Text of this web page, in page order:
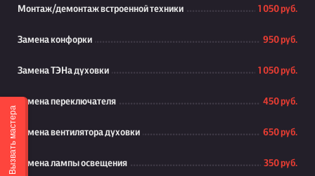
Монтаж/демонтаж встроенной техники 1 050 руб.
Замена конфорки 950 руб.
Замена ТЭНа духовки 1 050 руб.
Замена переключателя 450 руб.
Замена вентилятора духовки 650 руб.
Замена лампы освещения 350 руб.
Вызвать мастера